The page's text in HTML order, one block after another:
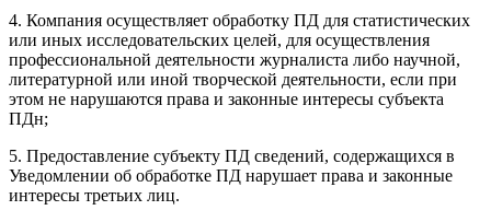
4. Компания осуществляет обработку ПД для статистических
или иных исследовательских целей, для осуществления
профессиональной деятельности журналиста либо научной,
литературной или иной творческой деятельности, если при
этом не нарушаются права и законные интересы субъекта
ПДн;
5. Предоставление субъекту ПД сведений, содержащихся в
Уведомлении об обработке ПД нарушает права и законные
интересы третьих лиц.